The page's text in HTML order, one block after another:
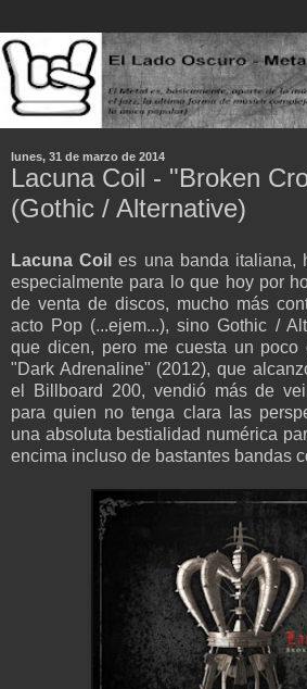
lunes, 31 de marzo de 2014
Lacuna Coil - "Broken
(Gothic / Alternative)
Lacuna Coiles una banda italiana,
especialmente para lo que hoy por
de venta de discos, mucho más
acto Pop (...ejem...), sino Gothic /
que dicen, pero me cuesta un poco
"Dark Adrenaline" (2012), que
el Billboard 200, vendió más de
para quien no tenga clara las
una absoluta bestialidad numérica
encima incluso de bastantes bandas